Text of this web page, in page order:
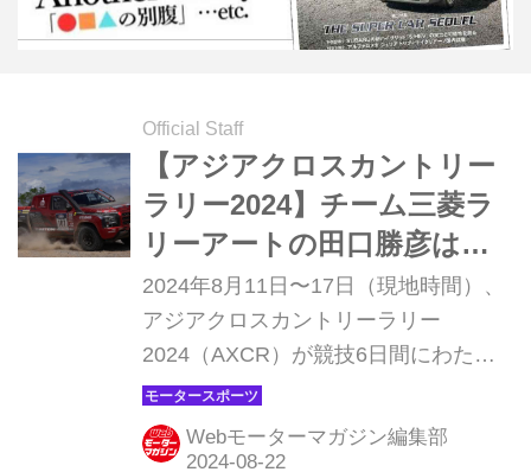
Official Staff
【アジアクロスカントリー
ラリー2024】チーム三菱ラ
リーアートの田口勝彦は総
合5位、チャヤポン・ヨータ
ーは首位快走もリタイア
2024年8月11日〜17日（現地時間）、
アジアクロスカントリーラリー
2024（AXCR）が競技6日間にわたり
タイで開催され、T1仕様（市販改造ク
ラス）のトライトン4台で参戦した
「チーム三菱ラリーアート」は田口勝
Webモーターマガジン編集部